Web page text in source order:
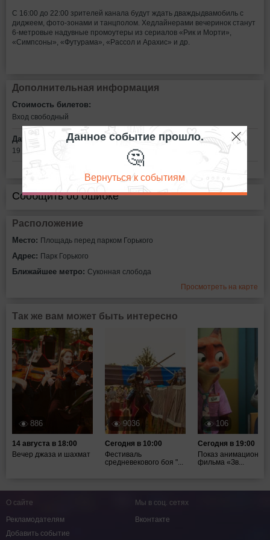
С 16:00 до 22:00 зрителей канала будут ждать дваждыдвамобиль с
диджеем, фото-зонами и танцполом. Хедлайнерами вечеринок станут
6-метровые надувные промоутеры из сериалов «Рик и Морти»,
«Симпсоны», «Футурама», «Рассол и Арахис» и др.
Дополнительная информация
Стоимость билетов:
Вход свободный
Дата:
19 августа в 16:00
Сообщить об ошибке
Расположение
Место: Площадь перед парком Горького
Адрес: Парк Горького
Ближайшее метро: Суконная слобода
Просмотреть на карте
Так же вам может быть интересно
886
14 августа в 18:00
Вечер джаза и шахмат
9036
Сегодня в 10:00
Фестиваль
средневекового боя "...
106
Сегодня в 19:00
Показ
фильма «Зв...
Данное событие прошло.
🤔
Вернуться к событиям
О сайте
Рекламодателям
Добавить событие
Мы в соц. сетях
Вконтакте